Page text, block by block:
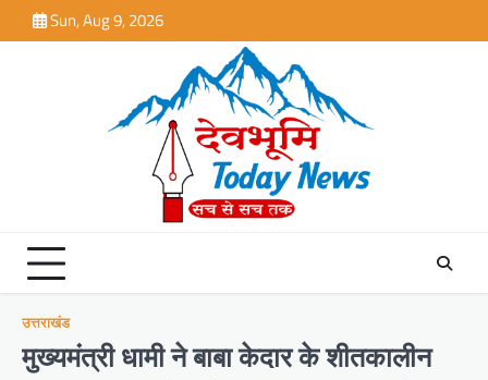
to
Sun, Aug 9, 2026
उत्तराखंड
मुख्यमंत्री धामी ने बाबा केदार के शीतकालीन